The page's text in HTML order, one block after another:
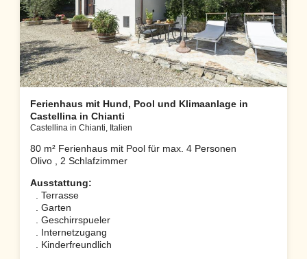
Ferienhaus mit Hund, Pool und Klimaanlage in
Castellina in Chianti
Castellina in Chianti, Italien
80 m² Ferienhaus mit Pool für max. 4 Personen
Olivo , 2 Schlafzimmer
Ausstattung:
. Terrasse
. Garten
. Geschirrspueler
. Internetzugang
. Kinderfreundlich